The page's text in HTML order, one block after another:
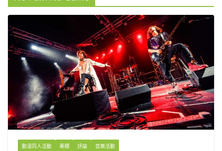
動漫同人活動 專欄 評論 音樂活動